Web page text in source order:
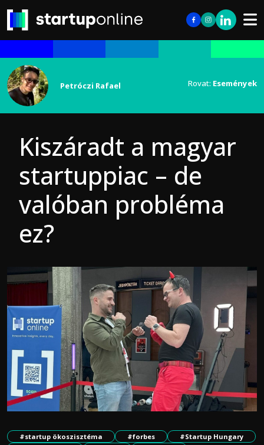
Petróczi Rafael Rovat: Események
Kiszáradt a magyar
startuppiac – de
valóban probléma
ez?
#startup ökoszisztéma #forbes
#Startup Hungary